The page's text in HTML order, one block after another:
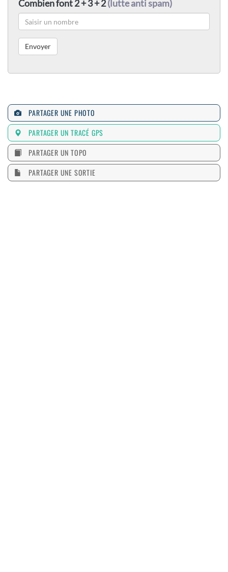
Combien font 2 + 3 + 2(lutte anti spam)
PARTAGER UNE PHOTO
PARTAGER UN TRACÉ GPS
PARTAGER UN TOPO
PARTAGER UNE SORTIE